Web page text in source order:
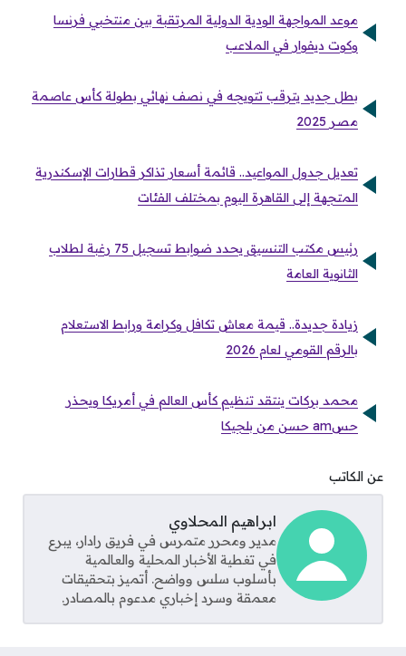
موعد المواجهة الودية الدولية المرتقبة بين منتخبي فرنسا
وكوت ديفوار في الملاعب
بطل جديد يترقب تتويجه في نصف نهائي بطولة كأس عاصمة
مصر 2025
تعديل جدول المواعيد.. قائمة أسعار تذاكر قطارات الإسكندرية
المتجهة إلى القاهرة اليوم بمختلف الفئات
رئيس مكتب التنسيق يحدد ضوابط تسجيل 75 رغبة لطلاب
الثانوية العامة
زيادة جديدة.. قيمة معاش تكافل وكرامة ورابط الاستعلام
بالرقم القومي لعام 2026
محمد بركات ينتقد تنظيم كأس العالم في أمريكا ويحذر
حسam حسن من بلجيكا
عن الكاتب
ابراهيم المحلاوي
مدير ومحرر متمرس في فريق رادار، يبرع
في تغطية الأخبار المحلية والعالمية
بأسلوب سلس وواضح. أتميز بتحقيقات
معمقة وسرد إخباري مدعوم بالمصادر.